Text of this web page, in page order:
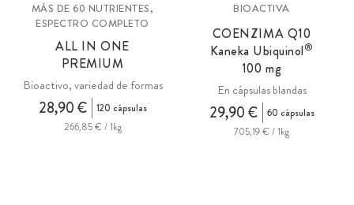
MÁS DE 60 NUTRIENTES,
ESPECTRO COMPLETO
ALL IN ONE
PREMIUM
Bioactivo, variedad de formas
28,90 €
120 cápsulas
266,85 € / 1kg
BIOACTIVA
COENZIMA Q10
Kaneka Ubiquinol®
100 mg
En cápsulas blandas
29,90 €
60 cápsulas
705,19 € / 1kg